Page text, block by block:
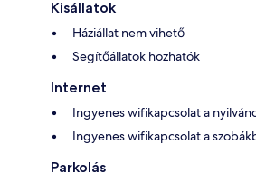
Kisállatok
Háziállat nem vihető
Segítőállatok hozhatók
Internet
Ingyenes wifikapcsolat a
Ingyenes wifikapcsolat a
Parkolás